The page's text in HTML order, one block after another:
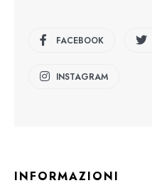
FACEBOOK
INSTAGRAM
INFORMAZIONI